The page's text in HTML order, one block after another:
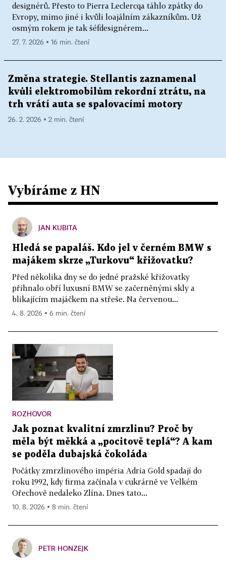
designérů. Přesto to Pierra Leclercqa táhlo zpátky do
Evropy, mimo jiné i kvůli loajálním zákazníkům. Už
osmým rokem je tak šéfdesignérem...
27. 7. 2026 ▪ 16 min. čtení
Změna strategie. Stellantis zaznamenal
kvůli elektromobilům rekordní ztrátu, na
trh vrátí auta se spalovacími motory
26. 2. 2026 ▪ 2 min. čtení
Vybíráme z HN
JAN KUBITA
Hledá se papaláš. Kdo jel v černém BMW s
majákem skrze „Turkovu“ křižovatku?
Před několika dny se do jedné pražské křižovatky
přihnalo obří luxusní BMW se začerněnými skly a
blikajícím majáčkem na střeše. Na červenou...
4. 8. 2026 ▪ 6 min. čtení
ROZHOVOR
Jak poznat kvalitní zmrzlinu? Proč by
měla být měkká a „pocitově teplá“? A kam
se poděla dubajská čokoláda
Počátky zmrzlinového impéria Adria Gold spadají do
roku 1992, kdy firma začínala v cukrárně ve Velkém
Ořechově nedaleko Zlína. Dnes tato...
10. 8. 2026 ▪ 8 min. čtení
PETR HONZEJK